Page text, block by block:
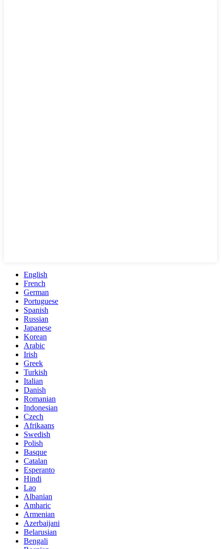
English
French
German
Portuguese
Spanish
Russian
Japanese
Korean
Arabic
Irish
Greek
Turkish
Italian
Danish
Romanian
Indonesian
Czech
Afrikaans
Swedish
Polish
Basque
Catalan
Esperanto
Hindi
Lao
Albanian
Amharic
Armenian
Azerbaijani
Belarusian
Bengali